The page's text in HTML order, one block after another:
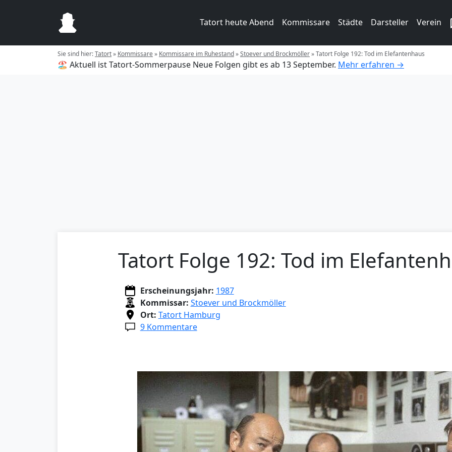
Tatort heute Abend Kommissare Städte Darsteller Verein
Sie sind hier:Tatort» Kommissare» Kommissare im Ruhestand»Stoever und Brockmöller»Tatort Folge 192: Tod im Elefantenhaus
🏖️ Aktuell ist Tatort-Sommerpause Neue Folgen gibt es ab 13 September. Mehr erfahren →
Tatort Folge 192: Tod im
Erscheinungsjahr: 1987
Kommissar: Stoever und Brockmöller
Ort: Tatort Hamburg
9 Kommentare